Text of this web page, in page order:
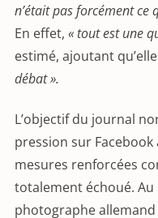
n’était pas forcément ce
En effet, « tout est une
estimé, ajoutant
débat ».
L’objectif du journal
pression sur
mesures renforcées
totalement échoué.
photographe